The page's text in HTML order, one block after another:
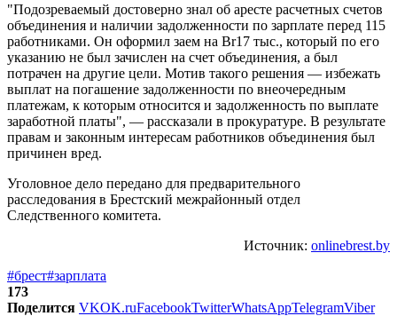
"Подозреваемый достоверно знал об аресте расчетных счетов
объединения и наличии задолженности по зарплате перед 115
работниками. Он оформил заем на Br17 тыс., который по его
указанию не был зачислен на счет объединения, а был
потрачен на другие цели. Мотив такого решения — избежать
выплат на погашение задолженности по внеочередным
платежам, к которым относится и задолженность по выплате
заработной платы", — рассказали в прокуратуре. В результате
правам и законным интересам работников объединения был
причинен вред.
Уголовное дело передано для предварительного
расследования в Брестский межрайонный отдел
Следственного комитета.
Источник: onlinebrest.by
#брест#зарплата
173
Поделится VKOK.ruFacebookTwitterWhatsAppTelegramViber